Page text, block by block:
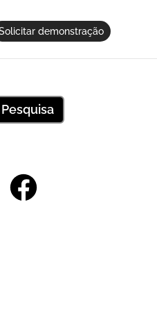
demonstração
Facebook